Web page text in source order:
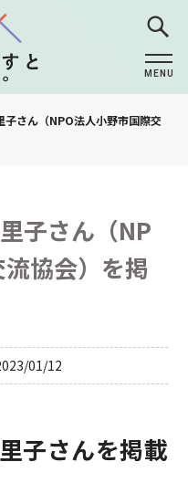
子さん（NPO法人小野市国際交
子さん（NP
協会）を掲
01/12
子さんを掲載
MENU